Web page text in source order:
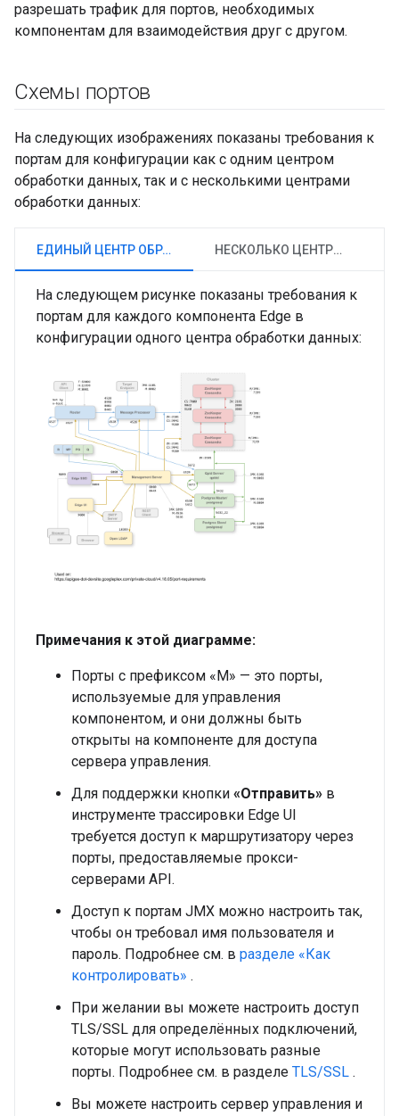
разрешать трафик для портов, необходимых
компонентам для взаимодействия друг с другом.
Схемы портов
На следующих изображениях показаны требования к
портам для конфигурации как с одним центром
обработки данных, так и с несколькими центрами
обработки данных:
ЕДИНЫЙ ЦЕНТР ОБРАБОТКИ ДАННЫХ НЕСКОЛЬКО ЦЕНТРОВ ОБРАБОТКИ ДАННЫХ
На следующем рисунке показаны требования к
портам для каждого компонента Edge в
конфигурации одного центра обработки данных:
Примечания к этой диаграмме:
Порты с префиксом «M» — это порты,
используемые для управления
компонентом, и они должны быть
открыты на компоненте для доступа
сервера управления.
Для поддержки кнопки «Отправить» в
инструменте трассировки Edge UI
требуется доступ к маршрутизатору через
порты, предоставляемые прокси-
серверами API.
Доступ к портам JMX можно настроить так,
чтобы он требовал имя пользователя и
пароль. Подробнее см. в разделе «Как
контролировать» .
При желании вы можете настроить доступ
TLS/SSL для определённых подключений,
которые могут использовать разные
порты. Подробнее см. в разделе TLS/SSL .
Вы можете настроить сервер управления и